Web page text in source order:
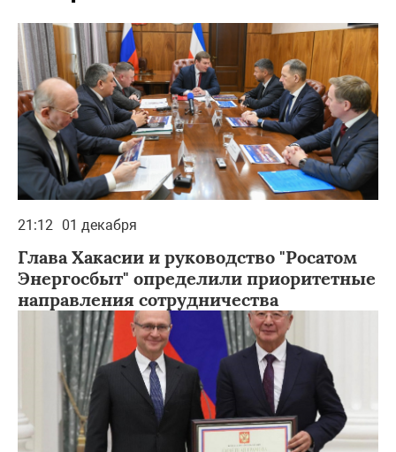
21:12 01 декабря
Глава Хакасии и руководство "Росатом
Энергосбыт" определили приоритетные
направления сотрудничества